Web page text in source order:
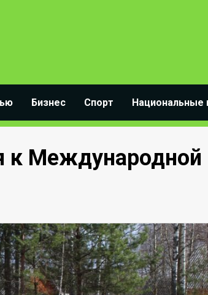
Бизнес Спорт Национальные
к Международной